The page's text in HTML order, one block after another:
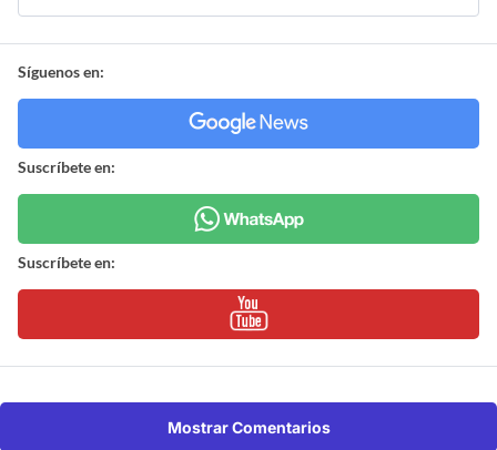
Síguenos en:
Suscríbete en:
Suscríbete en:
Mostrar Comentarios